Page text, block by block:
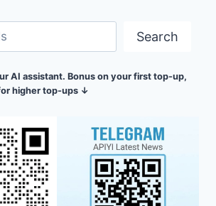
Search
AI assistant. Bonus on your first top-up,
higher top-ups ↓